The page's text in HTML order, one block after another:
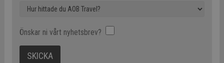
Önskar ni vårt nyhetsbrev?